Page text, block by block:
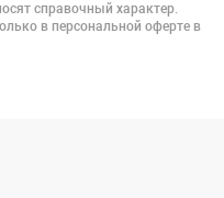
справочный характер.
в персональной оферте в